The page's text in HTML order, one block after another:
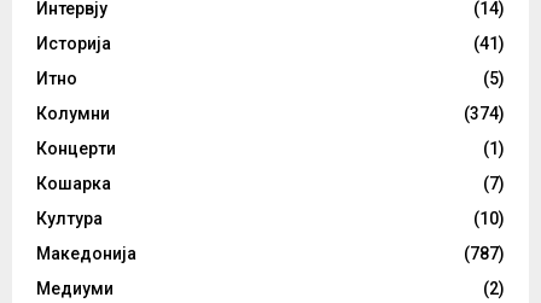
Интервју
(14)
Историја
(41)
Итно
(5)
Колумни
(374)
Концерти
(1)
Кошарка
(7)
Култура
(10)
Македонија
(787)
Медиуми
(2)